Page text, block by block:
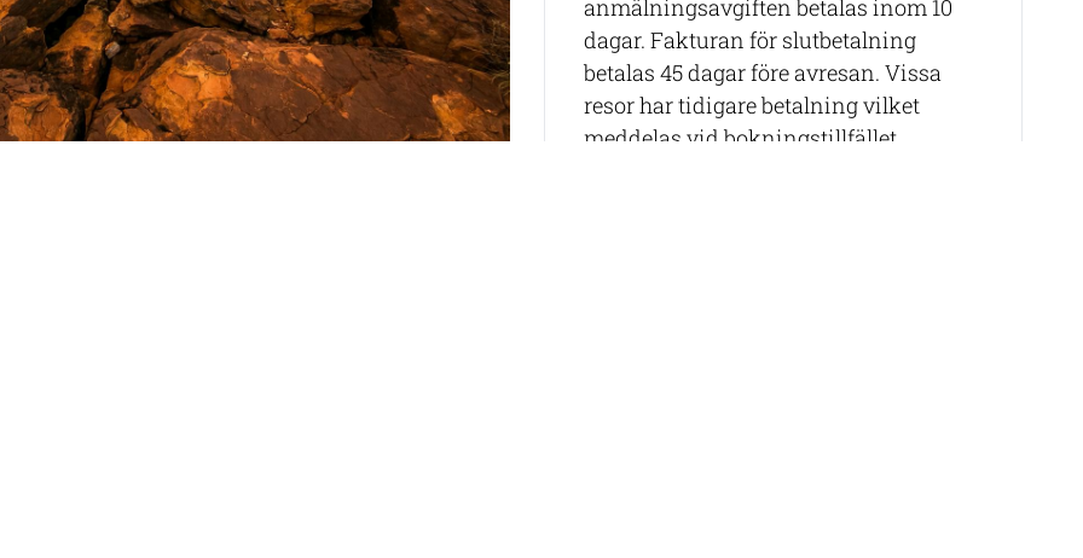
anmälningsavgiften betalas inom 10
dagar. Fakturan för slutbetalning
betalas 45 dagar före avresan. Vissa
resor har tidigare betalning vilket
meddelas vid bokningstillfället.